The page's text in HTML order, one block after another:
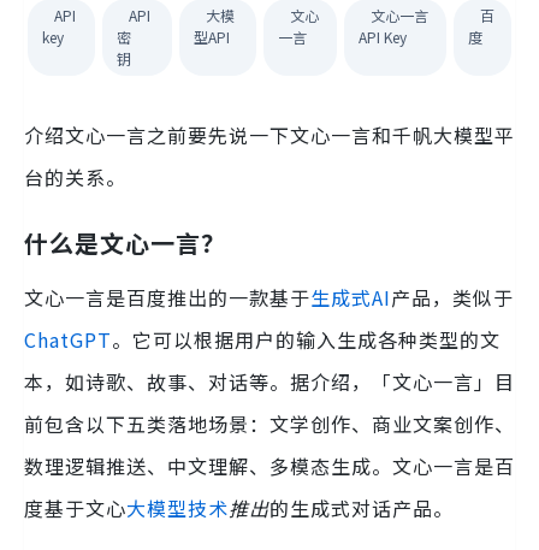
API
key
API
密
钥
大模
型API
文心
一言
文心一言
API Key
百
度
介绍文心一言之前要先说一下文心一言和千帆大模型平
台的关系。
什么是文心一言？
文心一言是百度推出的一款基于生成式AI产品，类似于
ChatGPT。它可以根据用户的输入生成各种类型的文
本，如诗歌、故事、对话等。据介绍，「文心一言」目
前包含以下五类落地场景：文学创作、商业文案创作、
数理逻辑推送、中文理解、多模态生成。文心一言是百
度基于文心大模型技术推出的生成式对话产品。